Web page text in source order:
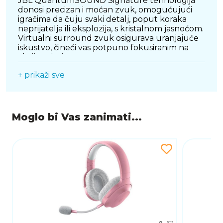
donosi precizan i moćan zvuk, omogućujući
igračima da čuju svaki detalj, poput koraka
neprijatelja ili eksplozija, s kristalnom jasnoćom.
Virtualni surround zvuk osigurava uranjajuće
iskustvo, čineći vas potpuno fokusiranim na
NAPREDNI BOOM MIKROFON
isključivanjem zvuka i značajkom fokusiranja
glasa. Mikrofon učinkovito eliminira pozadinsku
komunikaciju s timom tijekom igara ili
konferencijskih poziva.
UDOBNOST ZA DUGE SESIJE
JBL Quantum 400 dizajnirane su za udobnost
tijekom dugotrajnog korištenja. Mekani
jastučići za uši od memorijske pjene i
prilagodljivi okvir omogućuju savršeno
+ prikaži sve
Moglo bi Vas zanimati...